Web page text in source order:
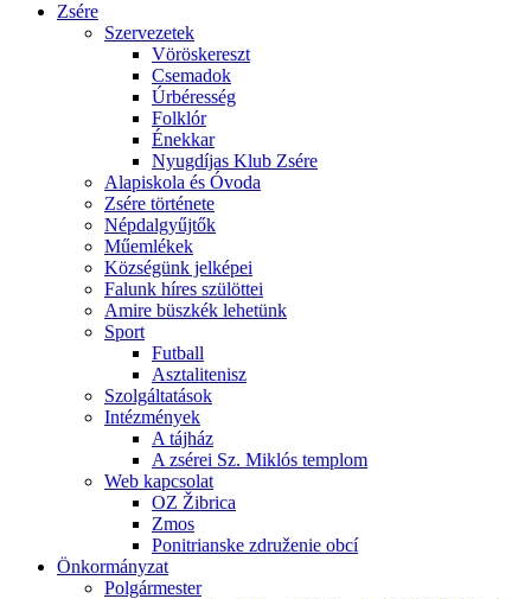
Zsére
Szervezetek
Vöröskereszt
Csemadok
Úrbéresség
Folklór
Énekkar
Nyugdíjas Klub Zsére
Alapiskola és Óvoda
Zsére története
Népdalgyűjtők
Műemlékek
Községünk jelképei
Falunk híres szülöttei
Amire büszkék lehetünk
Sport
Futball
Asztalitenisz
Szolgáltatások
Intézmények
A tájház
A zsérei Sz. Miklós templom
Web kapcsolat
OZ Žibrica
Zmos
Ponitrianske združenie obcí
Önkormányzat
Polgármester